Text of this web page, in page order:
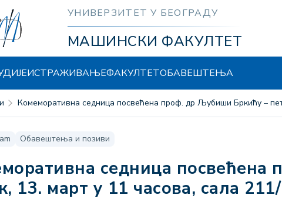
УНИВЕРЗИТЕТ У БЕОГРАДУ
МАШИНСКИ ФАКУЛТЕТ
ИСТРАЖИВАЊЕФАКУЛТЕТОБАВЕШТЕЊА
Комеморативна седница посвећена проф. др Љубиши Бркићу –
Обавештења и позиви
13. март у 11 часова, сала